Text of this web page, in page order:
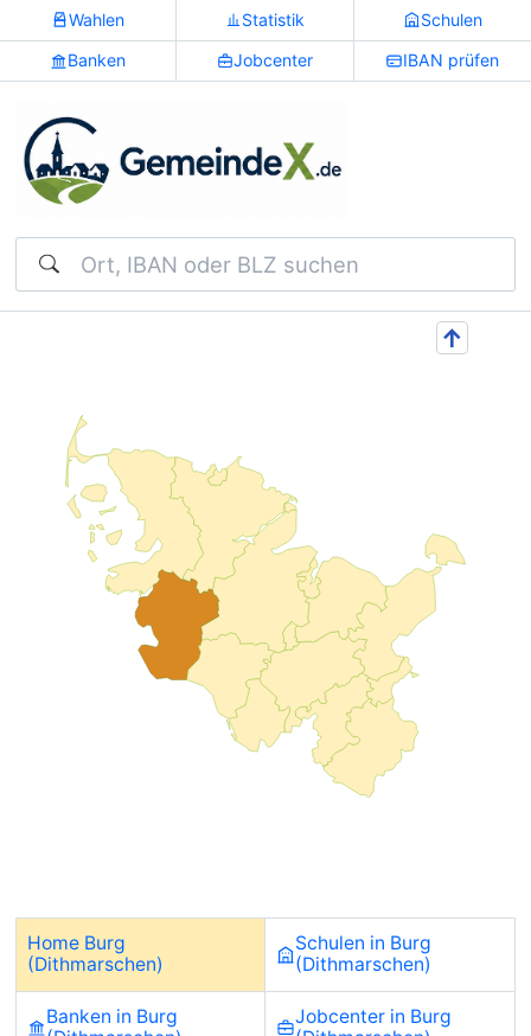
Wahlen Statistik Schulen
Banken Jobcenter IBAN prüfen
Suchen
↑
Home Burg
(Dithmarschen)
Schulen in Burg
(Dithmarschen)
Banken in Burg
Jobcenter in Burg